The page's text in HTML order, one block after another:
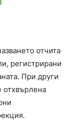
отчита
регистрирани
При други
отхвърлена